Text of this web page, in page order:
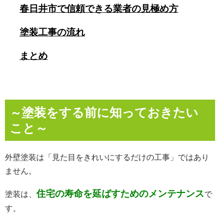
春日井市で信頼できる業者の見極め方
塗装工事の流れ
まとめ
～塗装をする前に知っておきたい
こと～
外壁塗装は「見た目をきれいにするだけの工事」ではあり
ません。
塗装は、 住宅の寿命を延ばすためのメンテナンスで
す。